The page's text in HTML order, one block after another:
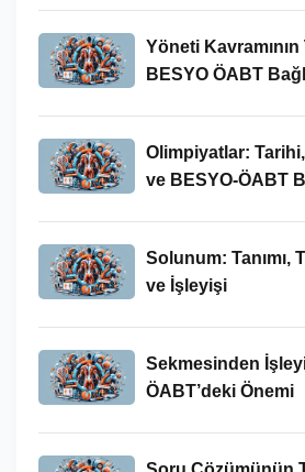
Yöneti Kavramının
BESYO ÖABT
Olimpiyatlar:
ve BESYO-ÖABT
Solunum: Tanımı,
ve İşleyişi
Sekmesinden
ÖABT’deki Önemi